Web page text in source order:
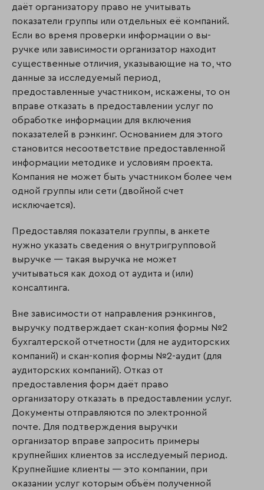
даёт организатору право не учитывать
показатели группы или отдельных её компаний.
Если во время проверки информации о вы­
ручке или зависимости организатор находит
существенные отличия, указывающие на то, что
данные за исследуемый период,
предоставленные участником, искажены, то он
вправе отказать в предоставлении услуг по
обработке информации для включения
показателей в рэнкинг. Основанием для этого
становится несоответствие предос­тав­ленной
информации методике и условиям проекта.
Компания не может быть участ­ником более чем
одной группы или сети (двойной счет
исключается).
Предоставляя показатели группы, в анкете
нужно указать сведения о внутригрупповой
выручке — такая выручка не может
учитываться как доход от аудита и (или)
консалтинга.
Вне зависимости от направления рэнкингов,
выручку подтверждает скан-копия формы №2
бухгалтерской отчетности (для не аудиторских
компаний) и скан-копия формы №2-аудит (для
аудиторских компаний). Отказ от
предоставления форм даёт право
организатору отказать в предоставлении услуг.
Документы отправляются по элек­тронной
почте. Для подтверждения выручки
организатор вправе запросить примеры
крупнейших клиентов за исследуемый период.
Крупнейшие клиенты — это ком­па­нии, при
оказании услуг которым объём полученной